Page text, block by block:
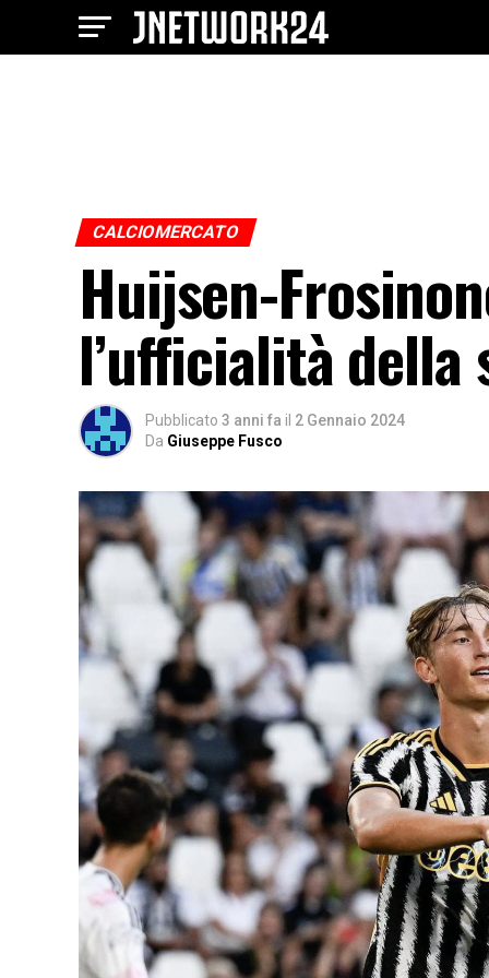
CALCIOMERCATO
Huijsen-
l’ufficialità
Pubblicato 3 anni fa il 2 Gennaio 2024
Da Giuseppe Fusco